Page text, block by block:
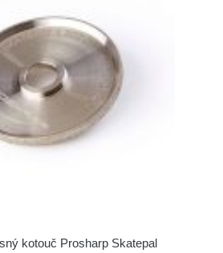
kotouč Prosharp Skatepal